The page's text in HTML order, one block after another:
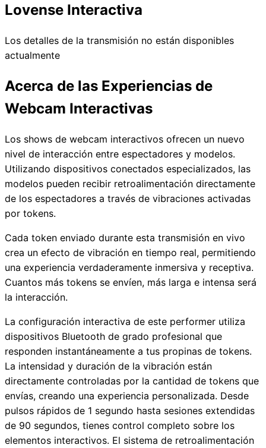
Lovense Interactiva
Los detalles de la transmisión no están disponibles
actualmente
Acerca de las Experiencias de
Webcam Interactivas
Los shows de webcam interactivos ofrecen un nuevo
nivel de interacción entre espectadores y modelos.
Utilizando dispositivos conectados especializados, las
modelos pueden recibir retroalimentación directamente
de los espectadores a través de vibraciones activadas
por tokens.
Cada token enviado durante esta transmisión en vivo
crea un efecto de vibración en tiempo real, permitiendo
una experiencia verdaderamente inmersiva y receptiva.
Cuantos más tokens se envíen, más larga e intensa será
la interacción.
La configuración interactiva de este performer utiliza
dispositivos Bluetooth de grado profesional que
responden instantáneamente a tus propinas de tokens.
La intensidad y duración de la vibración están
directamente controladas por la cantidad de tokens que
envías, creando una experiencia personalizada. Desde
pulsos rápidos de 1 segundo hasta sesiones extendidas
de 90 segundos, tienes control completo sobre los
elementos interactivos. El sistema de retroalimentación